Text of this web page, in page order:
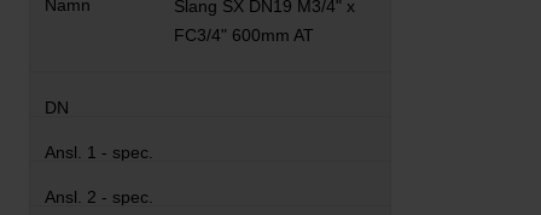
Slang SX DN19 M3/4" x
FC3/4" 600mm AT